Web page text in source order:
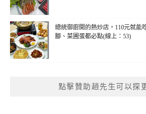
總統御廚開的熱炒店，110元就能
腳、菜圃蛋都必點(線上：53)
點擊贊助趙先生可以探